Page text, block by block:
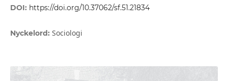
DOI: https://doi.org/10.37062/sf.51.21834
Nyckelord: Sociologi